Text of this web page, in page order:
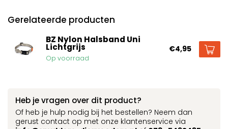
Gerelateerde producten
BZ Nylon Halsband Uni
Lichtgrijs
Op voorraad
€4,95
Heb je vragen over dit product?
Of heb je hulp nodig bij het bestellen? Neem dan
gerust contact op met onze klantenservice via